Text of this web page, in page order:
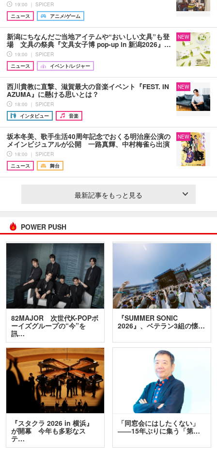
19:00 ｜ SPICER
ニュース
アニメ/ゲーム
新潟にちなんだご当地アイテムや“おいしい文具”も登
場 文具の祭典『文具女子博 pop-up in 新潟2026』…
19:00 ｜ SPICER
ニュース
イベント/レジャー
NEW
西川貴教に直撃、滋賀最大の音楽イベント『FEST. IN
AZUMA』に懸ける思いとは？
18:00 ｜ SPICER
インタビュー
音楽
NEW
坂本冬美、歌手生活40周年記念でおくる明治座公演の
メインビジュアルが公開 一路真輝、中村梅雀ら出演
18:00 ｜ SPICER
ニュース
舞台
NEW
最新記事をもっと見る
POWER PUSH
82MAJOR 次世代K-POPボ
ーイズグループの“今”を
訊…
『SUMMER SONIC
2026』、ベテラン3組の懐…
『スタクラ 2026 in 横浜』
が開幕 今年も多彩なス
テ…
「同窓会にはしたくない」
――15年ぶりに集う「第…